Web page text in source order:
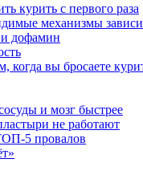
курить с первого раза
механизмы
и дофамин
когда вы бросаете
и мозг быстрее
не работают
5 провалов